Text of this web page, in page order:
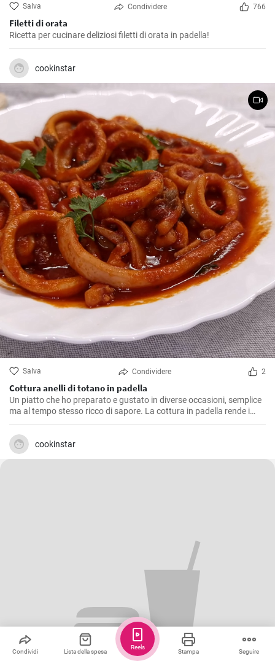
Salva Condividere 766
Filetti di orata
Ricetta per cucinare deliziosi filetti di orata in padella!
cookinstar
Salva Condividere 2
Cottura anelli di totano in padella
Un piatto che ho preparato e gustato in diverse occasioni, semplice
ma al tempo stesso ricco di sapore. La cottura in padella rende i
totani morbidi e saporiti. Ho scoperto che il segreto per una cottura
perfetta è far rosolare i totani a calore vivace per sigillarne i sapori
all'interno, evitando che diventino troppo asciutti.
cookinstar
Condividi Lista della spesa Stampa Seguire
Reels